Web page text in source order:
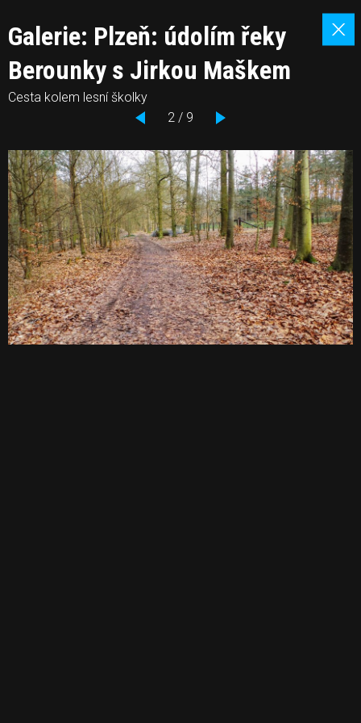
Galerie: Plzeň: údolím řeky
Berounky s Jirkou Maškem
Cesta kolem lesní školky
2 / 9